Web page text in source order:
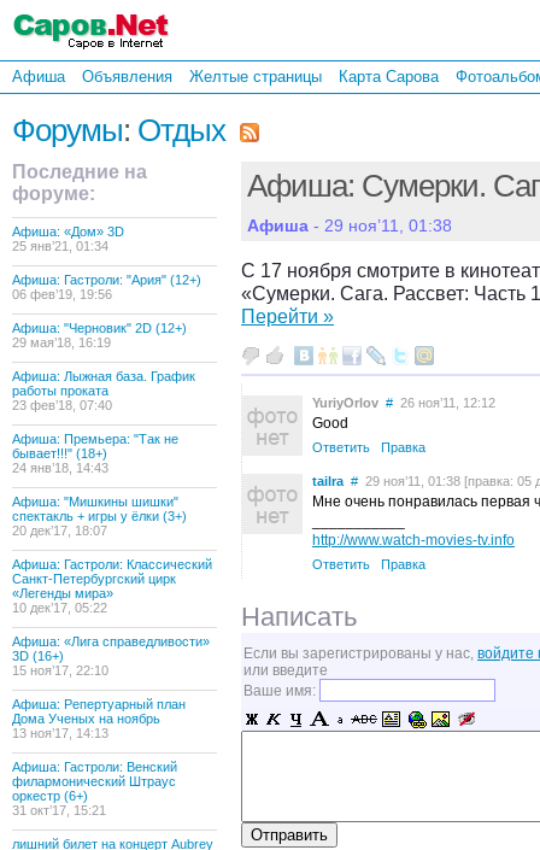
Афиша Объявления Желтые страницы Карта Сарова
Форумы: Отдых
Последние на
форуме:
Афиша: «Дом» 3D
25 янв’21, 01:34
Афиша: Гастроли: "Ария" (12+)
06 фев’19, 19:56
Афиша: "Черновик" 2D (12+)
29 мая’18, 16:19
Афиша: Лыжная база. График
работы проката
23 фев’18, 07:40
Афиша: Премьера: "Так не
бывает!!!" (18+)
24 янв’18, 14:43
Афиша: "Мишкины шишки"
спектакль + игры у ёлки (3+)
20 дек’17, 18:07
Афиша: Гастроли: Классический
Санкт-Петербургский цирк
«Легенды мира»
10 дек’17, 05:22
Афиша: «Лига справедливости»
3D (16+)
15 ноя’17, 22:10
Афиша: Репертуарный план
Дома Ученых на ноябрь
13 ноя’17, 14:13
Афиша: Гастроли: Венский
филармонический Штраус
оркестр (6+)
31 окт’17, 15:21
лишний билет на концерт Aubrey
Афиша: Сумерки.
Афиша - 29 ноя’11, 01:38
С 17 ноября смотрите в
«Сумерки. Сага. Рассвет:
Перейти »
YuriyOrlov # 26 ноя’11, 12:12
Good
Ответить Правка
tailra # 29 ноя’11, 01:38 [правка: 05
Мне очень понравилась первая
http://www.watch-movies-tv.info
Ответить Правка
Написать
Если вы зарегистрированы у нас, войдите
или введите
Ваше имя: